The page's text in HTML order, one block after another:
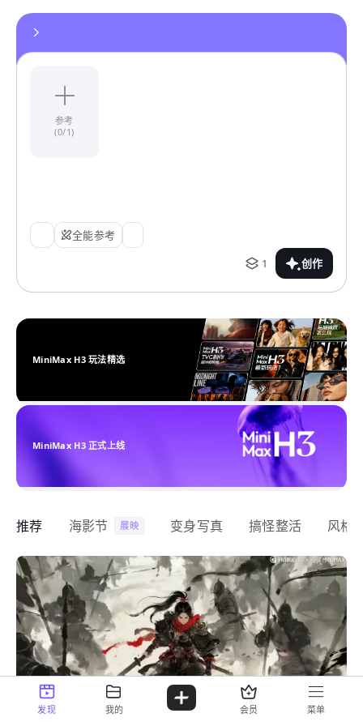
参考
(0/1)
全能参考
1
创作
MiniMax H3 玩法精选
MiniMax H3 正式上线
推荐 海影节 展映 变身写真 搞怪整活 风格
发现 我的 会员 菜单